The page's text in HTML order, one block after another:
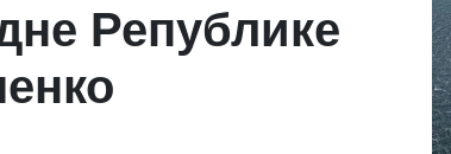
Републике